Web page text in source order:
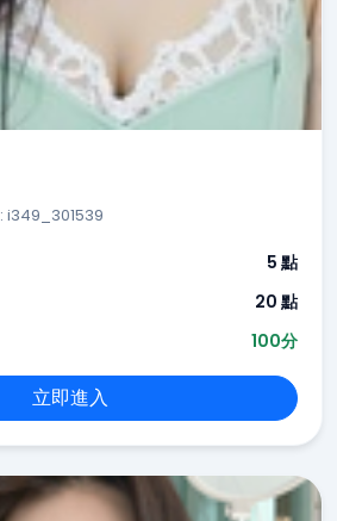
i349_301539
5 點
20 點
100分
立即進入